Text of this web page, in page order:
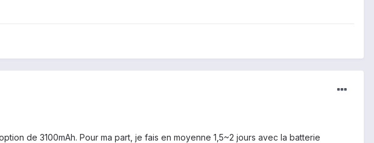
de 3100mAh. Pour ma part, je fais en moyenne 1,5~2 jours avec la batterie